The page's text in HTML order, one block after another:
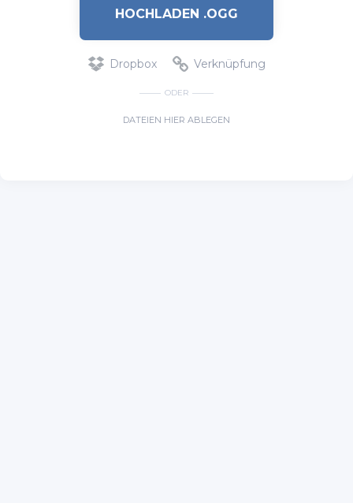
HOCHLADEN .OGG
Dropbox Verknüpfung
ODER
DATEIEN HIER ABLEGEN